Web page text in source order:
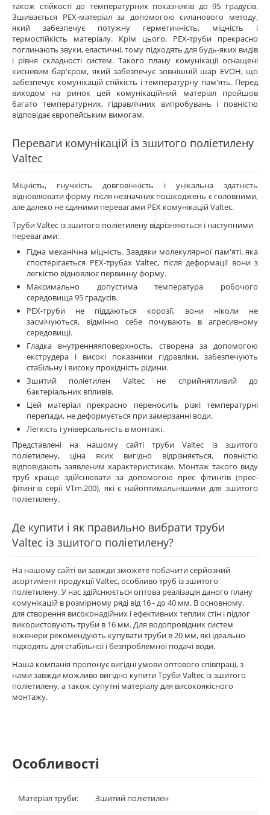
також стійкості до температурних показників до 95 градусів.
Зшивається PEX-матеріал за допомогою силанового методу,
який забезпечує потужну герметичність, міцність і
термостійкість матеріалу. Крім цього, PEX-труби прекрасно
поглинають звуки, еластичні, тому підходять для будь-яких видів
і рівня складності систем. Такого плану комунікації оснащені
кисневим бар'єром, який забезпечує зовнішній шар EVOH, що
забезпечує комунікацій стійкість і температурну пам'ять. Перед
виходом на ринок цей комунікаційний матеріал пройшов
багато температурних, гідравлічних випробувань і повністю
відповідає європейським вимогам.
Переваги комунікацій із зшитого поліетилену
Valtec
Міцність, гнучкість довговічність і унікальна здатність
відновлювати форму після незначних пошкоджень є головними,
але далеко не єдиними перевагами PEX комунікацій Valtec.
Труби Valtec із зшитого поліетилену відрізняються і наступними
перевагами:
Гідна механічна міцність. Завдяки молекулярної пам'яті, яка
спостерігається PEX-трубах Valtec, після деформації вони з
легкістю відновлює первинну форму.
Максимально допустима температура робочого
середовища 95 градусів.
PEX-труби не піддаються корозії, вони ніколи не
засмічуються, відмінно себе почувають в агресивному
середовищі.
Гладка внутренняяповерхность, створена за допомогою
екструдера і високі показники гідравліки, забезпечують
стабільну і високу прохідність рідини.
Зшитий поліетилен Valtec не сприйнятливий до
бактеріальних впливів.
Цей матеріал прекрасно переносить різкі температурні
перепади, не деформується при замерзанні води.
Легкість і універсальність в монтажі.
Представлені на нашому сайті труби Valtec із зшитого
поліетилену, ціна яких вигідно відрізняється, повністю
відповідають заявленим характеристикам. Монтаж такого виду
труб краще здійснювати за допомогою прес фітингів (прес-
фітингів серії VTm.200), які є найоптимальнішими для зшитого
поліетилену.
Де купити і як правильно вибрати труби
Valtec із зшитого поліетилену?
На нашому сайті ви завжди зможете побачити серйозний
асортимент продукції Valtec, особливо труб із зшитого
поліетилену. У нас здійснюється оптова реалізація даного плану
комунікацій в розмірному ряді від 16 - до 40 мм. В основному,
для створення високонадійних і ефективних теплих стін і підлог
використовують труби в 16 мм. Для водопровідних систем
інженери рекомендують купувати труби в 20 мм, які ідеально
підходять для стабільної і безпроблемної подачі води.
Наша компанія пропонує вигідні умови оптового співпраці, з
нами завжди можливо вигідно купити Труби Valtec із зшитого
поліетилену, а також супутні матеріалу для високоякісного
монтажу.
Особливості
Матеріал труби: Зшитий поліетилен